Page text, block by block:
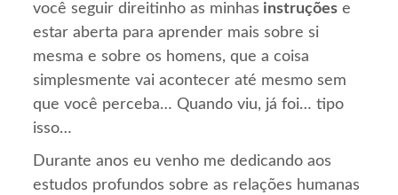
você seguir direitinho as minhas instruções e
estar aberta para aprender mais sobre si
mesma e sobre os homens, que a coisa
simplesmente vai acontecer até mesmo sem
que você perceba… Quando viu, já foi… tipo
isso…
Durante anos eu venho me dedicando aos
estudos profundos sobre as relações humanas